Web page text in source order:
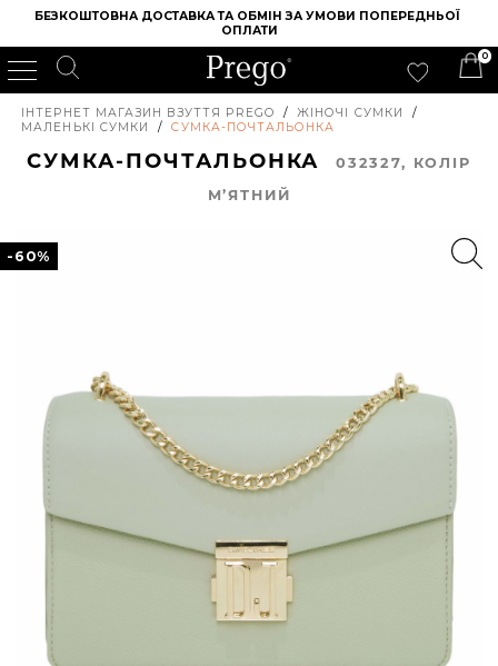
БЕЗКОШТОВНА ДОСТАВКА ТА ОБМІН ЗА УМОВИ ПОПЕРЕДНЬОЇ
ОПЛАТИ
0
ІНТЕРНЕТ МАГАЗИН ВЗУТТЯ PREGO / ЖІНОЧІ СУМКИ
/
МАЛЕНЬКІ СУМКИ
/ СУМКА-ПОЧТАЛЬОНКА
СУМКА-ПОЧТАЛЬОНКА
032327, КОЛIР
М’ЯТНИЙ
-60%